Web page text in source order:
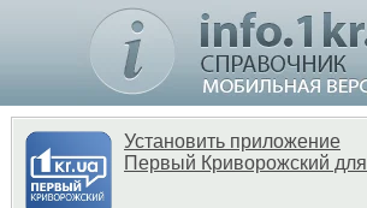
Установить приложение
Первый Криворожский для